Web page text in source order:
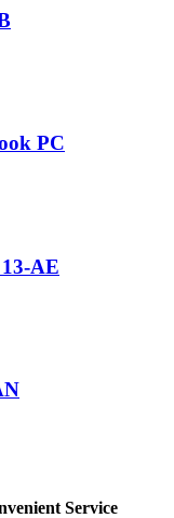
PC
AE
Service